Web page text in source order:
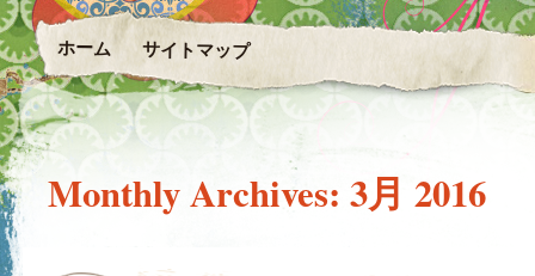
ホーム サイトマップ
Monthly Archives: 3月 2016